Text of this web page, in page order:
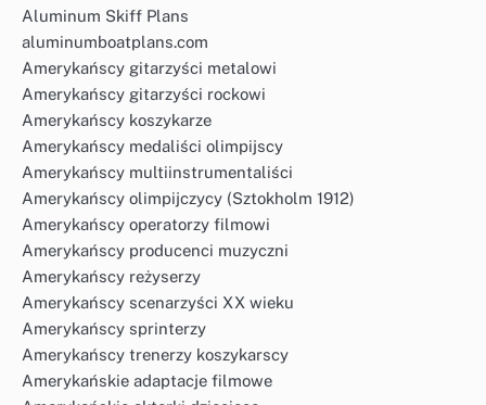
Aluminum Skiff Plans
aluminumboatplans.com
Amerykańscy gitarzyści metalowi
Amerykańscy gitarzyści rockowi
Amerykańscy koszykarze
Amerykańscy medaliści olimpijscy
Amerykańscy multiinstrumentaliści
Amerykańscy olimpijczycy (Sztokholm 1912)
Amerykańscy operatorzy filmowi
Amerykańscy producenci muzyczni
Amerykańscy reżyserzy
Amerykańscy scenarzyści XX wieku
Amerykańscy sprinterzy
Amerykańscy trenerzy koszykarscy
Amerykańskie adaptacje filmowe